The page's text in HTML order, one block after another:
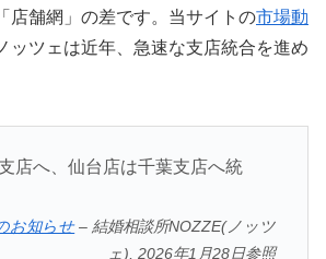
店舗網」の差です。当サイトの市場動
ッツェは近年、急速な支店統合を進め
店へ、仙台店は千葉支店へ統
お知らせ– 結婚相談所NOZZE(ノッツ
ェ), 2026年1月28日参照